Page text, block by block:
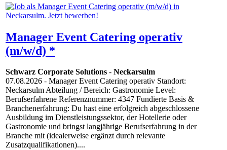
Manager Event Catering operativ
(m/w/d) *
Schwarz Corporate Solutions - Neckarsulm
07.08.2026 - Manager Event Catering operativ Standort:
Neckarsulm Abteilung / Bereich: Gastronomie Level:
Berufserfahrene Referenznummer: 4347 Fundierte Basis &
Branchenerfahrung: Du hast eine erfolgreich abgeschlossene
Ausbildung im Dienstleistungssektor, der Hotellerie oder
Gastronomie und bringst langjährige Berufserfahrung in der
Branche mit (idealerweise ergänzt durch relevante
Zusatzqualifikationen)....